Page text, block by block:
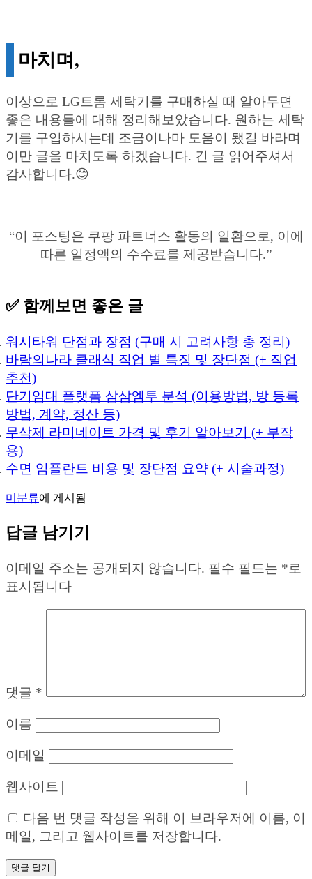
마치며,
이상으로 LG트롬 세탁기를 구매하실 때 알아두면
좋은 내용들에 대해 정리해보았습니다. 원하는 세탁
기를 구입하시는데 조금이나마 도움이 됐길 바라며
이만 글을 마치도록 하겠습니다. 긴 글 읽어주셔서
감사합니다.😊
“이 포스팅은 쿠팡 파트너스 활동의 일환으로, 이에
따른 일정액의 수수료를 제공받습니다.”
✅ 함께보면 좋은 글
워시타워 단점과 장점 (구매 시 고려사항 총 정리)
바람의나라 클래식 직업 별 특징 및 장단점 (+ 직업
추천)
단기임대 플랫폼 삼삼엠투 분석 (이용방법, 방 등록
방법, 계약, 정산 등)
무삭제 라미네이트 가격 및 후기 알아보기 (+ 부작
용)
수면 임플란트 비용 및 장단점 요약 (+ 시술과정)
미분류에 게시됨
답글 남기기
이메일 주소는 공개되지 않습니다. 필수 필드는 *로
표시됩니다
댓글 *
이름
이메일
웹사이트
다음 번 댓글 작성을 위해 이 브라우저에 이름, 이
메일, 그리고 웹사이트를 저장합니다.